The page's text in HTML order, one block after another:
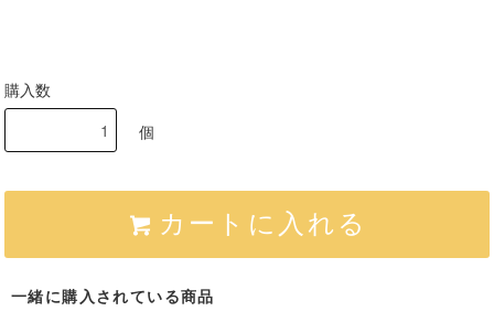
購入数
個
カートに入れる
一緒に購入されている商品